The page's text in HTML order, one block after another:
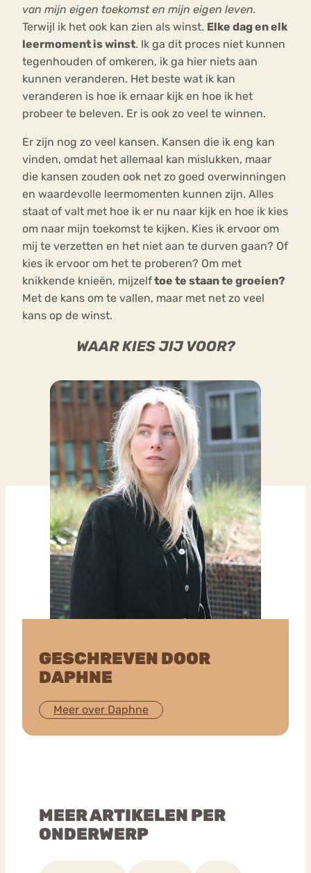
van mijn eigen toekomst en mijn eigen leven.
Terwijl ik het ook kan zien als winst. Elke dag en elk
leermoment is winst. Ik ga dit proces niet kunnen
tegenhouden of omkeren, ik ga hier niets aan
kunnen veranderen. Het beste wat ik kan
veranderen is hoe ik ernaar kijk en hoe ik het
probeer te beleven. Er is ook zo veel te winnen.
Er zijn nog zo veel kansen. Kansen die ik eng kan
vinden, omdat het allemaal kan mislukken, maar
die kansen zouden ook net zo goed overwinningen
en waardevolle leermomenten kunnen zijn. Alles
staat of valt met hoe ik er nu naar kijk en hoe ik kies
om naar mijn toekomst te kijken. Kies ik ervoor om
mij te verzetten en het niet aan te durven gaan? Of
kies ik ervoor om het te proberen? Om met
knikkende knieën, mijzelftoe te staan te groeien?
Met de kans om te vallen, maar met net zo veel
kans op de winst.
WAAR KIES JIJ VOOR?
GESCHREVEN DOOR
DAPHNE
Meer over Daphne
MEER ARTIKELEN PER
ONDERWERP